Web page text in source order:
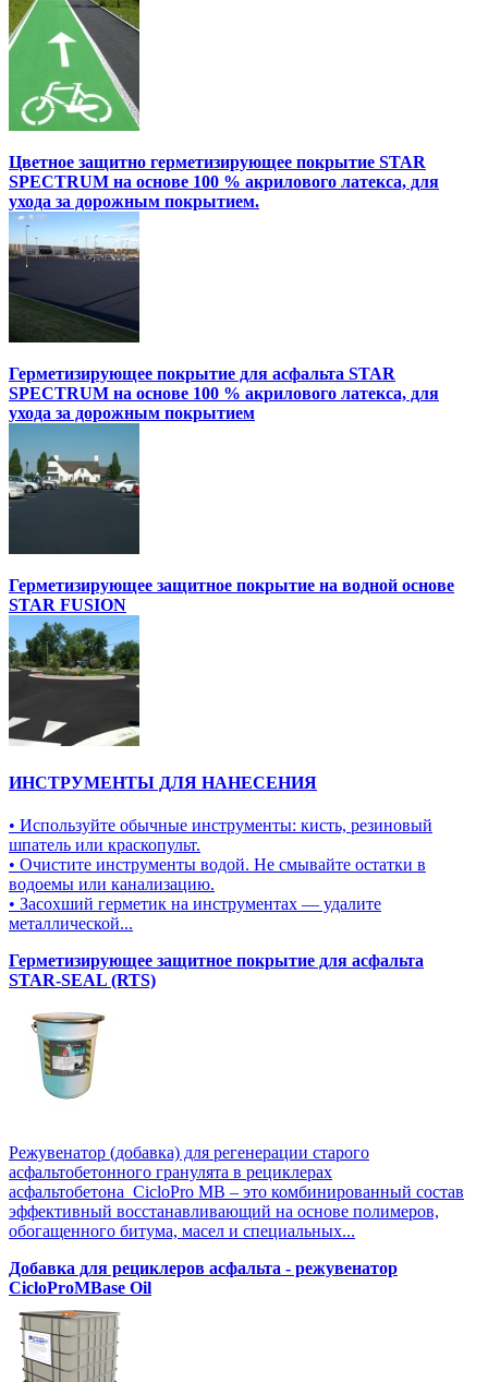
Цветное защитно герметизирующее покрытие STAR
SPECTRUM на основе 100 % акрилового латекса, для
ухода за дорожным покрытием.
Герметизирующее покрытие для асфальта STAR
SPECTRUM на основе 100 % акрилового латекса, для
ухода за дорожным покрытием
Герметизирующее защитное покрытие на водной основе
STAR FUSION
ИНСТРУМЕНТЫ ДЛЯ НАНЕСЕНИЯ
• Используйте обычные инструменты: кисть, резиновый
шпатель или краскопульт.
• Очистите инструменты водой. Не смывайте остатки в
водоемы или канализацию.
• Засохший герметик на инструментах — удалите
металлической...
Герметизирующее защитное покрытие для асфальта
STAR-SEAL (RTS)
Режувенатор (добавка) для регенерации старого
асфальтобетонного гранулята в рециклерах
асфальтобетона CicloPro MB – это комбинированный состав
эффективный восстанавливающий на основе полимеров,
обогащенного битума, масел и специальных...
Добавка для рециклеров асфальта - режувенатор
CicloProMBase Oil